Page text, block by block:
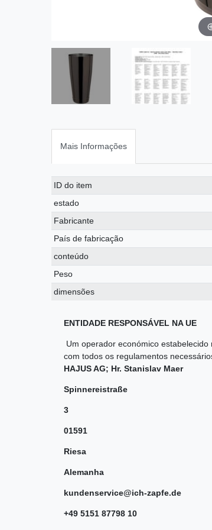
Mais Informações
ID do item
estado
Fabricante
País de fabricação
conteúdo
Peso
dimensões
ENTIDADE RESPONSÁVEL NA UE
Um operador económico
com todos os regulamentos
HAJUS AG; Hr. Stanislav Maer
Spinnereistraße
3
01591
Riesa
Alemanha
kundenservice@ich-zapfe.de
+49 5151 87798 10